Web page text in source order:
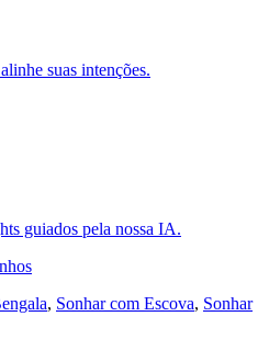
suas intenções.
guiados pela nossa IA.
, Sonhar com Escova, Sonhar